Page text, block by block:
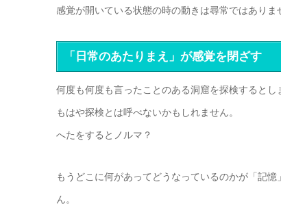
感覚が開いている状態の時の動きは尋常ではありま
「日常のあたりまえ」が感覚を閉ざす
何度も何度も言ったことのある洞窟を探検するとし
もはや探検とは呼べないかもしれません。
へたをするとノルマ？
もうどこに何があってどうなっているのかが「記
ん。